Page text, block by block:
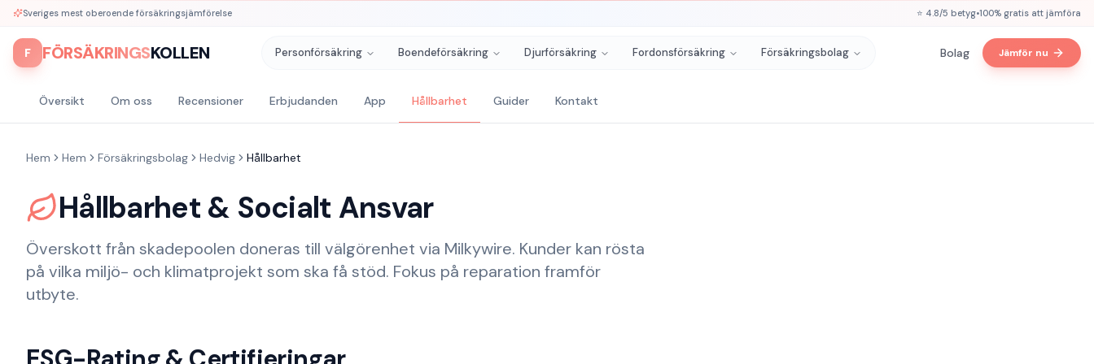
Sveriges mest oberoende försäkringsjämförelse ⭐ 4.8/5 betyg•100% gratis att jämföra
F FÖRSÄKRINGSKOLLEN Personförsäkring Boendeförsäkring Djurförsäkring Fordonsförsäkring Försäkringsbolag Bolag Jämför nu
Översikt Om oss Recensioner Erbjudanden App Hållbarhet Guider Kontakt
Hem Hem Försäkringsbolag Hedvig Hållbarhet
Hållbarhet & Socialt Ansvar
Överskott från skadepoolen doneras till välgörenhet via Milkywire. Kunder kan rösta
på vilka miljö- och klimatprojekt som ska få stöd. Fokus på reparation framför
utbyte.